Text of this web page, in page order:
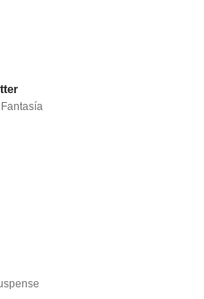
Fantasía